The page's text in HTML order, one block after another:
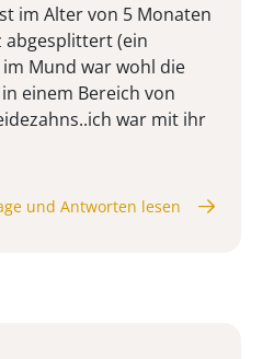
im Alter von 5 Monaten
abgesplittert (ein
Mund war wohl die
einem Bereich von
war mit ihr
und Antworten lesen